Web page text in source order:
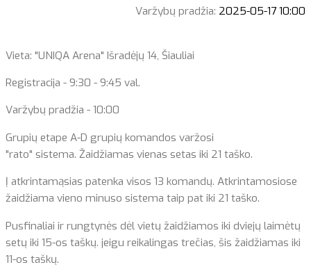
Varžybų pradžia: 2025-05-17 10:00
Vieta: "UNIQA Arena" Išradėjų 14, Šiauliai
Registracija - 9:30 - 9:45 val.
Varžybų pradžia - 10:00
Grupių etape A-D grupių komandos varžosi
"rato" sistema. Žaidžiamas vienas setas iki 21 taško.
Į atkrintamąsias patenka visos 13 komandų. Atkrintamosiose
žaidžiama vieno minuso sistema taip pat iki 21 taško.
Pusfinaliai ir rungtynės dėl vietų žaidžiamos iki dviejų laimėtų
setų iki 15-os taškų. jeigu reikalingas trečias, šis žaidžiamas iki
11-os taškų.